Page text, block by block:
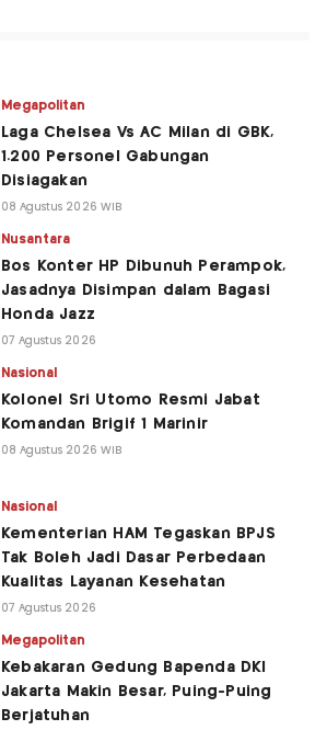
Megapolitan
Laga Chelsea Vs AC Milan di GBK,
1.200 Personel Gabungan
Disiagakan
08 Agustus 2026 WIB
Nusantara
Bos Konter HP Dibunuh Perampok,
Jasadnya Disimpan dalam Bagasi
Honda Jazz
07 Agustus 2026
Nasional
Kolonel Sri Utomo Resmi Jabat
Komandan Brigif 1 Marinir
08 Agustus 2026 WIB
Nasional
Kementerian HAM Tegaskan BPJS
Tak Boleh Jadi Dasar Perbedaan
Kualitas Layanan Kesehatan
07 Agustus 2026
Megapolitan
Kebakaran Gedung Bapenda DKI
Jakarta Makin Besar, Puing-Puing
Berjatuhan